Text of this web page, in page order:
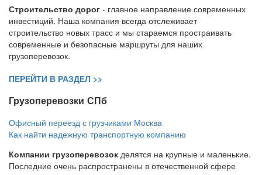
Строительство дорог - главное направление современных
инвестиций. Наша компания всегда отслеживает
строительство новых трасс и мы стараемся простраивать
современные и безопасные маршруты для наших
грузоперевозок.
ПЕРЕЙТИ В РАЗДЕЛ >>
Грузоперевозки СПб
Офисный переезд с грузчиками Москва
Как найти надежную транспортную компанию
Компании грузоперевозок делятся на крупные и маленькие.
Последние очень распространены в отечественной сфере